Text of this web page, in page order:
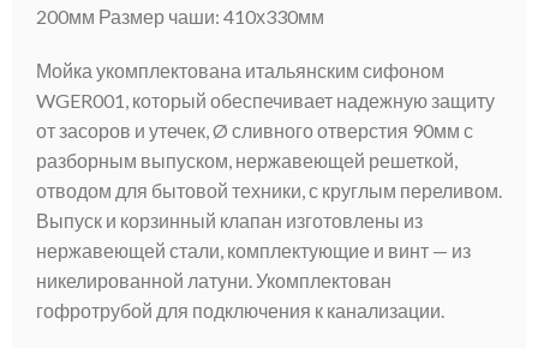
200мм Размер чаши: 410х330мм
Мойка укомплектована итальянским сифоном
WGER001, который обеспечивает надежную защиту
от засоров и утечек, Ø сливного отверстия 90мм с
разборным выпуском, нержавеющей решеткой,
отводом для бытовой техники, с круглым переливом.
Выпуск и корзинный клапан изготовлены из
нержавеющей стали, комплектующие и винт — из
никелированной латуни. Укомплектован
гофротрубой для подключения к канализации.